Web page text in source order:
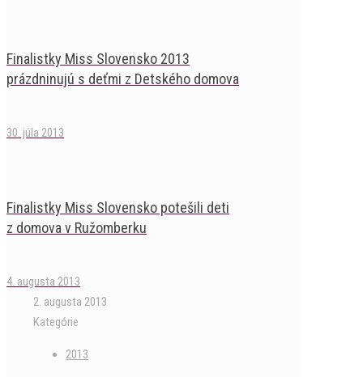
Finalistky Miss Slovensko 2013
prázdninujú s deťmi z Detského domova
30. júla 2013
Finalistky Miss Slovensko potešili deti
z domova v Ružomberku
4. augusta 2013
2. augusta 2013
Kategórie
2013